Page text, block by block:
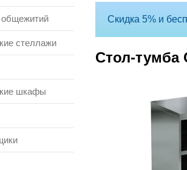
стеллажи
шкафы
Скидка 5% и
Стол-тумба